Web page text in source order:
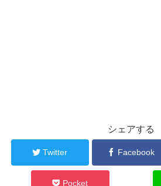
シェアする
Twitter Facebook
Pocket